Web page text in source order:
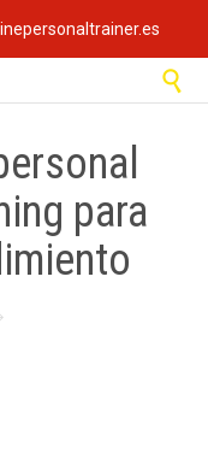

para